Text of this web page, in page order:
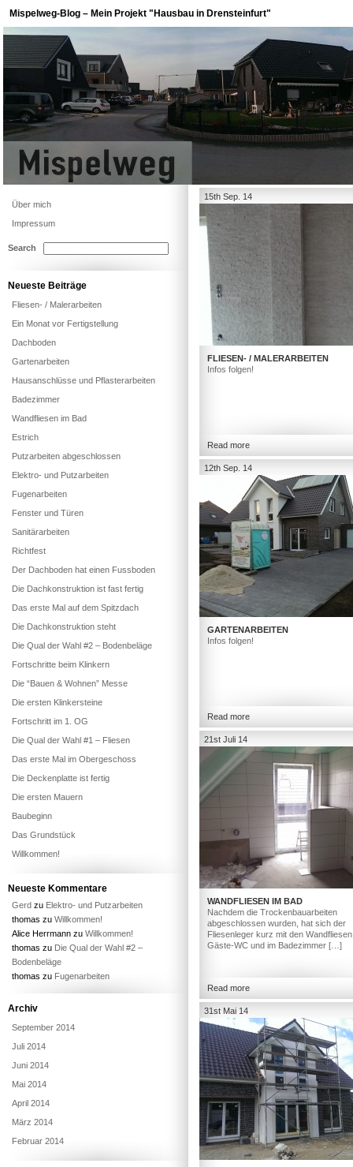
Mispelweg-Blog – Mein Projekt "Hausbau in Drensteinfurt"
15th Sep. 14
FLIESEN- / MALERARBEITEN
Infos folgen!
Read more
12th Sep. 14
GARTENARBEITEN
Infos folgen!
Read more
21st Juli 14
WANDFLIESEN IM BAD
Nachdem die Trockenbauarbeiten
abgeschlossen wurden, hat sich der
Fliesenleger kurz mit den
Gäste-WC und im Badezimmer […]
Read more
31st Mai 14
Über mich
Impressum
Search
Neueste Beiträge
Fliesen- / Malerarbeiten
Ein Monat vor Fertigstellung
Dachboden
Gartenarbeiten
Hausanschlüsse und Pflasterarbeiten
Badezimmer
Wandfliesen im Bad
Estrich
Putzarbeiten abgeschlossen
Elektro- und Putzarbeiten
Fugenarbeiten
Fenster und Türen
Sanitärarbeiten
Richtfest
Der Dachboden hat einen Fussboden
Die Dachkonstruktion ist fast fertig
Das erste Mal auf dem Spitzdach
Die Dachkonstruktion steht
Die Qual der Wahl #2 – Bodenbeläge
Fortschritte beim Klinkern
Die “Bauen & Wohnen” Messe
Die ersten Klinkersteine
Fortschritt im 1. OG
Die Qual der Wahl #1 – Fliesen
Das erste Mal im Obergeschoss
Die Deckenplatte ist fertig
Die ersten Mauern
Baubeginn
Das Grundstück
Willkommen!
Neueste Kommentare
Gerd zu Elektro- und Putzarbeiten
thomas zu Willkommen!
Alice Herrmann zu Willkommen!
thomas zu Die Qual der Wahl #2 –
Bodenbeläge
thomas zu Fugenarbeiten
Archiv
September 2014
Juli 2014
Juni 2014
Mai 2014
April 2014
März 2014
Februar 2014